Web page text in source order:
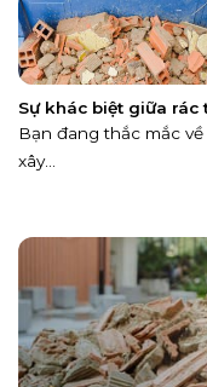
Sự khác biệt giữa rác
Bạn đang thắc mắc
xây...